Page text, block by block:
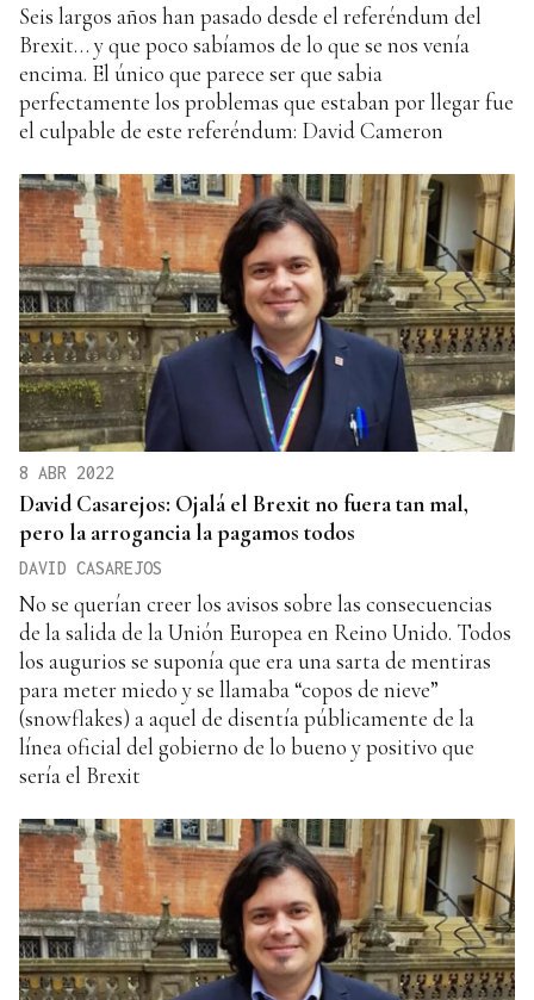
Seis largos años han pasado desde el referéndum del
Brexit… y que poco sabíamos de lo que se nos venía
encima. El único que parece ser que sabia
perfectamente los problemas que estaban por llegar fue
el culpable de este referéndum: David Cameron
8 ABR 2022
David Casarejos: Ojalá el Brexit no fuera tan mal,
pero la arrogancia la pagamos todos
DAVID CASAREJOS
No se querían creer los avisos sobre las consecuencias
de la salida de la Unión Europea en Reino Unido. Todos
los augurios se suponía que era una sarta de mentiras
para meter miedo y se llamaba “copos de nieve”
(snowflakes) a aquel de disentía públicamente de la
línea oficial del gobierno de lo bueno y positivo que
sería el Brexit